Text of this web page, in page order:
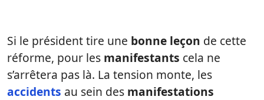
Si le président tire une bonne leçon de cette
réforme, pour les manifestants cela ne
s’arrêtera pas là. La tension monte, les
accidents au sein des manifestations